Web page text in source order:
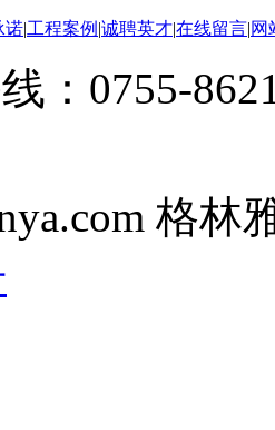
诺|工程案例 |诚聘英才|在线留言|网
：0755-
格